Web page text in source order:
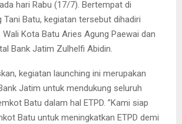
hari Rabu (17/7). Bertempat di
Batu, kegiatan tersebut dihadiri
Wali Kota Batu Aries Agung Paewai dan
Bank Jatim Zulhelfi Abidin.
kegiatan launching ini merupakan
Jatim untuk mendukung seluruh
Batu dalam hal ETPD. ”Kami siap
Batu untuk meningkatkan ETPD demi